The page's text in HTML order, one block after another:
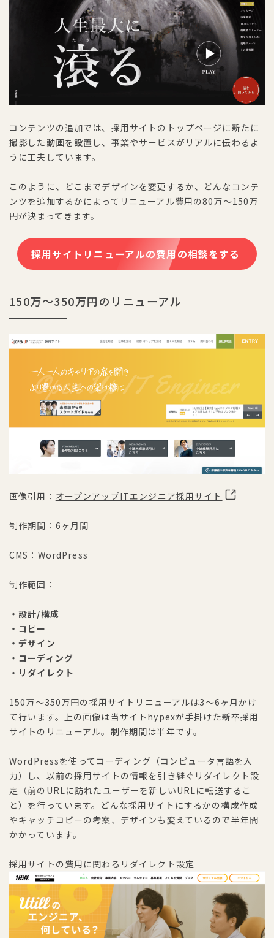
コンテンツの追加では、採用サイトのトップページに新たに
撮影した動画を設置し、事業やサービスがリアルに伝わるよ
うに工夫しています。
このように、どこまでデザインを変更するか、どんなコンテ
ンツを追加するかによってリニューアル費用の80万〜150万
円が決まってきます。
採用サイトリニューアルの費用の相談をする
150万〜350万円のリニューアル
画像引用： オープンアップITエンジニア採用サイト
制作期間：6ヶ月間
CMS：WordPress
制作範囲：
・設計/構成
・コピー
・デザイン
・コーディング
・リダイレクト
150万〜350万円の採用サイトリニューアルは3〜6ヶ月かけ
て行います。上の画像は当サイトhypexが手掛けた新卒採用
サイトのリニューアル。制作期間は半年です。
WordPressを使ってコーディング（コンピュータ言語を入
力）し、以前の採用サイトの情報を引き継ぐリダイレクト設
定（前のURLに訪れたユーザーを新しいURLに転送するこ
と）を行っています。どんな採用サイトにするかの構成作成
やキャッチコピーの考案、デザインも変えているので半年間
かかっています。
採用サイトの費用に関わるリダイレクト設定